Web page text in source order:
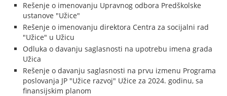
Rešenje o imenovanju Upravnog odbora Predškolske
ustanove "Užice"
Rešenje o imenovanju direktora Centra za socijalni rad
"Užice" u Užicu
Odluka o davanju saglasnosti na upotrebu imena grada
Užica
Rešenje o davanju saglasnosti na prvu izmenu Programa
poslovanja JP "Užice razvoj" Užice za 2024. godinu, sa
finansijskim planom